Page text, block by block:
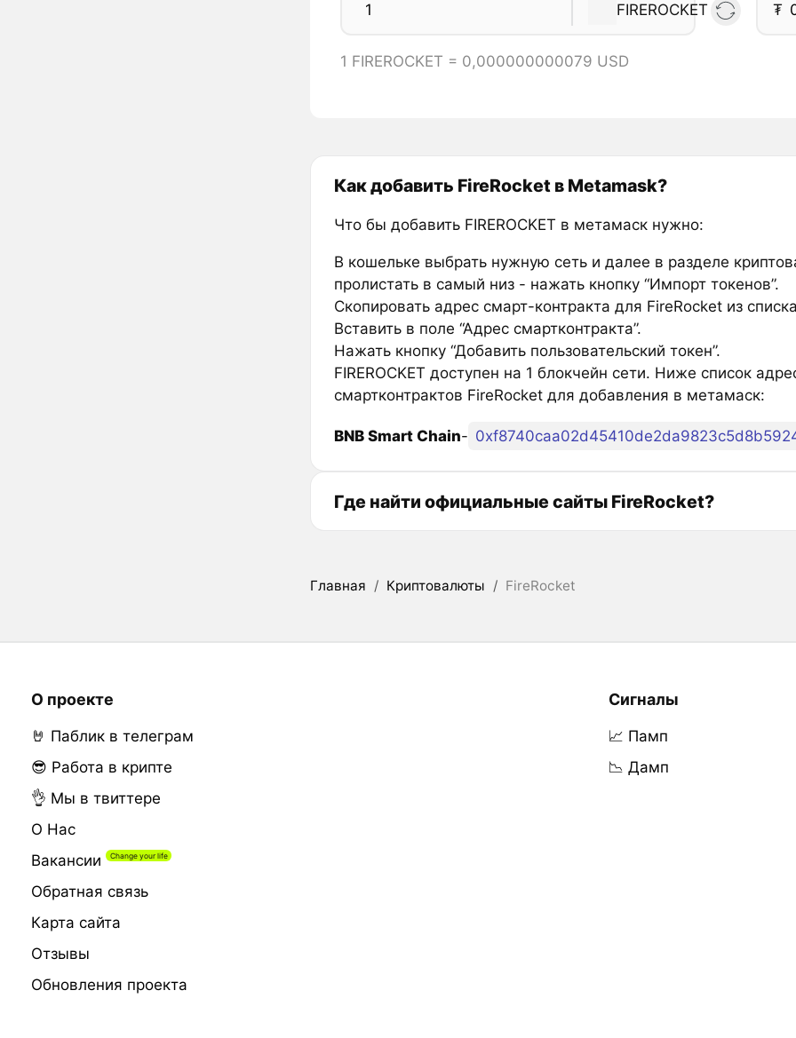
FIREROCKET ₮
1 FIREROCKET = 0,000000000079 USD
Как добавить FireRocket в Metamask?
Что бы добавить FIREROCKET в метамаск нужно:
В кошельке выбрать нужную сеть и далее в разделе
пролистать в самый низ - нажать кнопку “Импорт токенов”.
Скопировать адрес смарт-контракта для FireRocket из
Вставить в поле “Адрес смартконтракта”.
Нажать кнопку “Добавить пользовательский токен”.
FIREROCKET доступен на 1 блокчейн сети. Ниже список
смартконтрактов FireRocket для добавления в метамаск:
BNB Smart Chain-
Где найти официальные сайты FireRocket?
Главная / Криптовалюты / FireRocket
О проекте
🤘 Паблик в телеграм
😎 Работа в крипте
👌 Мы в твиттере
О Нас
Вакансии
Обратная связь
Карта сайта
Отзывы
Обновления проекта
Сигналы
📈 Памп
📉 Дамп